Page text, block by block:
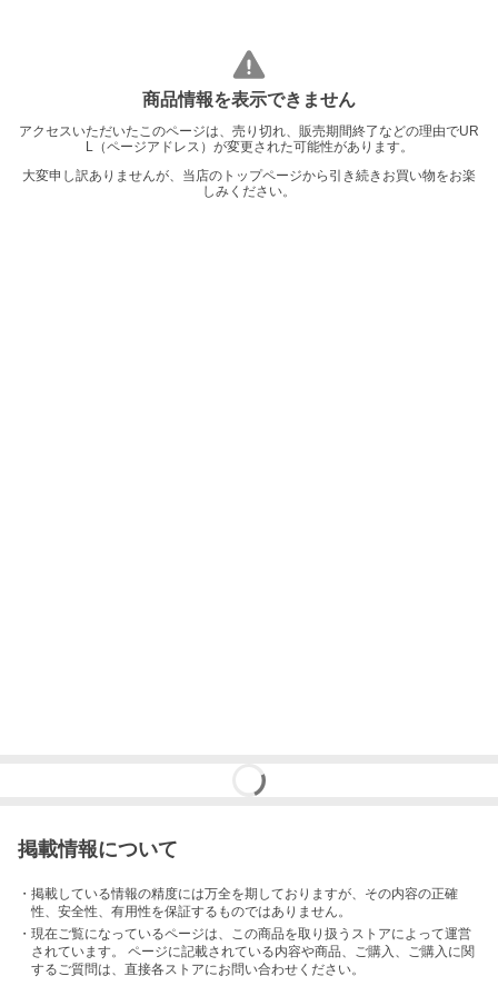
商品情報を表示できません
アクセスいただいたこのページは、売り切れ、販売期間終了などの理由でUR
L（ページアドレス）が変更された可能性があります。
大変申し訳ありませんが、当店のトップページから引き続きお買い物をお楽
しみください。
掲載情報について
・掲載している情報の精度には万全を期しておりますが、その内容の正確
性、安全性、有用性を保証するものではありません。
・現在ご覧になっているページは、この商品を取り扱うストアによって運営
されています。 ページに記載されている内容や商品、ご購入 、ご購入に関
するご質問は、直接各ストアにお問い合わせください。